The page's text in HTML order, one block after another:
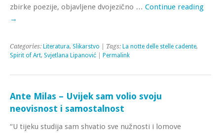
zbirke poezije, objavljene dvojezično … Continue reading
→
Categories: Literatura, Slikarstvo | Tags: La notte delle stelle cadente,
Spirit of Art, Svjetlana Lipanović Permalink
Ante Milas – Uvijek sam volio svoju
neovisnost i samostalnost
“U tijeku studija sam shvatio sve nužnosti i lomove